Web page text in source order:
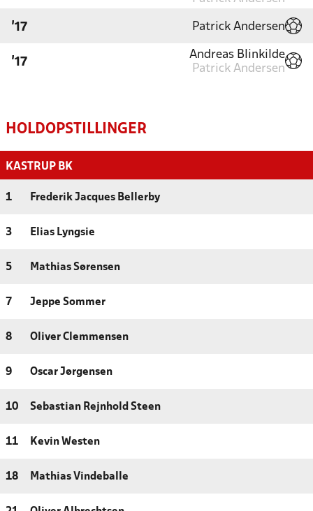
'17 Patrick Andersen
'17
Andreas Blinkilde
Patrick Andersen
HOLDOPSTILLINGER
KASTRUP BK
1 Frederik Jacques Bellerby
3 Elias Lyngsie
5 Mathias Sørensen
7 Jeppe Sommer
8 Oliver Clemmensen
9 Oscar Jørgensen
10 Sebastian Rejnhold Steen
11 Kevin Westen
18 Mathias Vindeballe